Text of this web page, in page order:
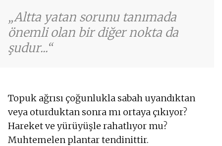
Altta yatan sorunu tanımada
önemli olan bir diğer nokta da
şudur...
Topuk ağrısı çoğunlukla sabah uyandıktan
veya oturduktan sonra mı ortaya çıkıyor?
Hareket ve yürüyüşle rahatlıyor mu?
Muhtemelen plantar tendinittir.